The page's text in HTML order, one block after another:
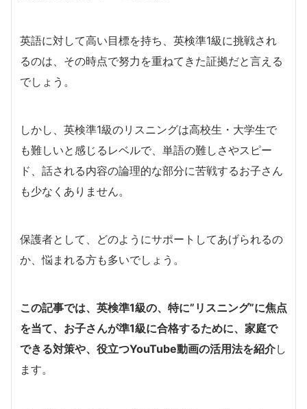
英語に対して高い目標を持ち、英検準1級に挑戦され
るのは、その時点で努力を重ねてきた証拠だと言える
でしょう。
しかし、英検準1級のリスニングは高校生・大学生で
も難しいと感じるレベルで、単語の難しさやスピー
ド、話される内容の論理的な部分に苦戦するお子さん
も少なくありません。
保護者として、どのようにサポートしてあげられるの
か、悩まれる方も多いでしょう。
この記事では、英検準1級の、特に”リスニング”に焦点
を当て、お子さんが準1級に合格するために、家庭で
できる対策や、役立つYouTube動画の活用法を紹介し
ます。